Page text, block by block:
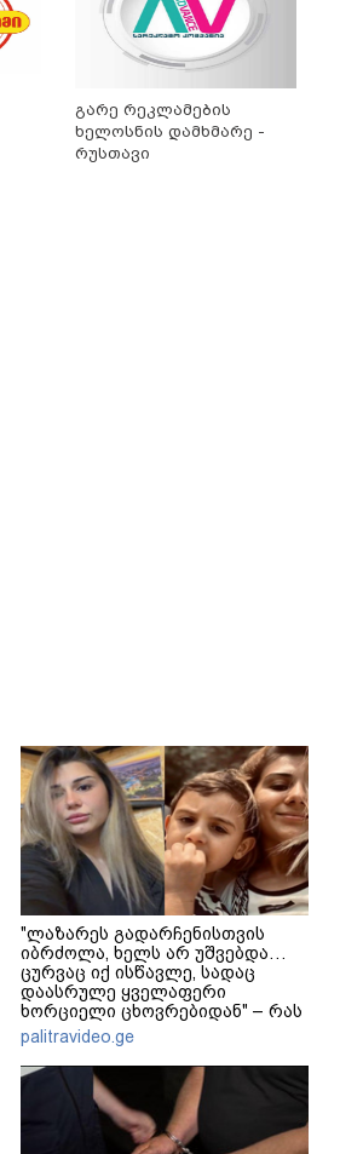
გარე რეკლამების
ხელოსნის დამხმარე -
რუსთავი
"ლაზარეს გადარჩენისთვის
იბრძოლა, ხელს არ უშვებდა…
ცურვაც იქ ისწავლე, სადაც
დაასრულე ყველაფერი
ხორციელი ცხოვრებიდან" – რას
წერს ხობში დაღუპული დედა-
შვილის ახლობელი?
palitravideo.ge